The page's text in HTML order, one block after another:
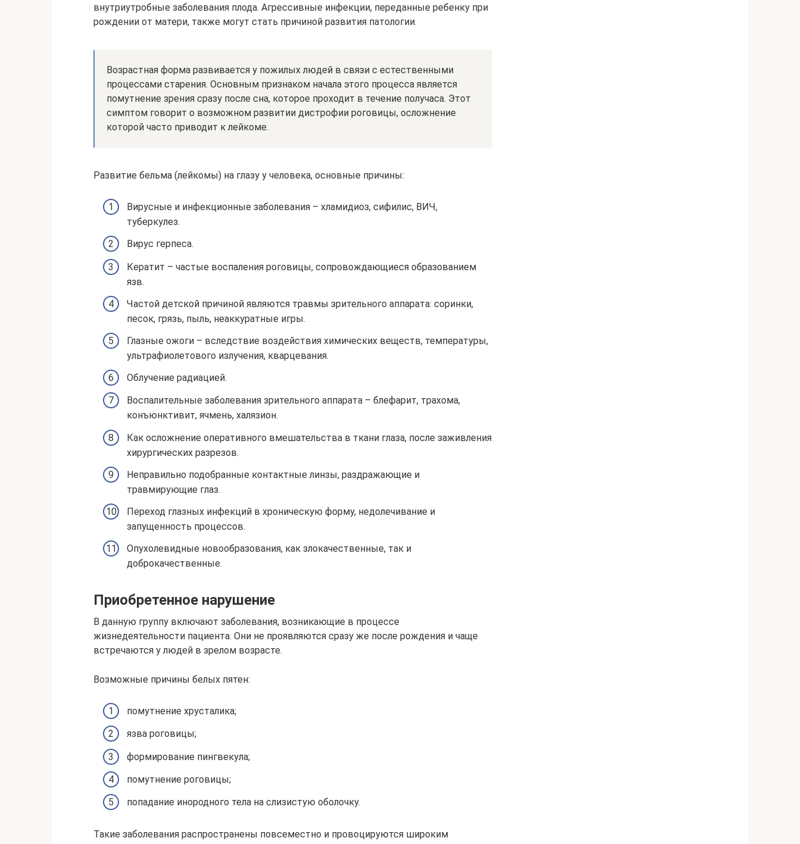
внутриутробные заболевания плода. Агрессивные инфекции, переданные ребенку при
рождении от матери, также могут стать причиной развития патологии.
Возрастная форма развивается у пожилых людей в связи с естественными
процессами старения. Основным признаком начала этого процесса является
помутнение зрения сразу после сна, которое проходит в течение получаса. Этот
симптом говорит о возможном развитии дистрофии роговицы, осложнение
которой часто приводит к лейкоме.
Развитие бельма (лейкомы) на глазу у человека, основные причины:
Вирусные и инфекционные заболевания – хламидиоз, сифилис, ВИЧ,
туберкулез.
Вирус герпеса.
Кератит – частые воспаления роговицы, сопровождающиеся образованием
язв.
Частой детской причиной являются травмы зрительного аппарата: соринки,
песок, грязь, пыль, неаккуратные игры.
Глазные ожоги – вследствие воздействия химических веществ, температуры,
ультрафиолетового излучения, кварцевания.
Облучение радиацией.
Воспалительные заболевания зрительного аппарата – блефарит, трахома,
конъюнктивит, ячмень, халязион.
Как осложнение оперативного вмешательства в ткани глаза, после заживления
хирургических разрезов.
Неправильно подобранные контактные линзы, раздражающие и
травмирующие глаз.
Переход глазных инфекций в хроническую форму, недолечивание и
запущенность процессов.
Опухолевидные новообразования, как злокачественные, так и
доброкачественные.
Приобретенное нарушение
В данную группу включают заболевания, возникающие в процессе
жизнедеятельности пациента. Они не проявляются сразу же после рождения и чаще
встречаются у людей в зрелом возрасте.
Возможные причины белых пятен:
помутнение хрусталика;
язва роговицы;
формирование пингвекула;
помутнение роговицы;
попадание инородного тела на слизистую оболочку.
Такие заболевания распространены повсеместно и провоцируются широким